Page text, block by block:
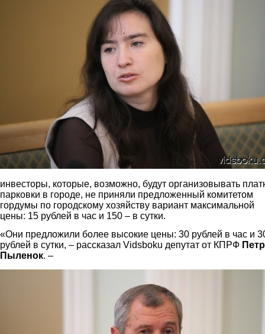
инвесторы, которые, возможно, будут организовывать
парковки в городе, не приняли предложенный комитетом
гордумы по городскому хозяйству вариант максимальной
цены: 15 рублей в час и 150 – в сутки.
«Они предложили более высокие цены: 30 рублей в час и
рублей в сутки, – рассказал Vidsboku депутат от КПРФ Петр
Пыленок. –